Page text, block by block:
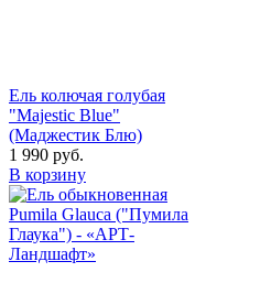
Ель колючая голубая
"Majestic Blue"
(Маджестик Блю)
1 990 руб.
В корзину